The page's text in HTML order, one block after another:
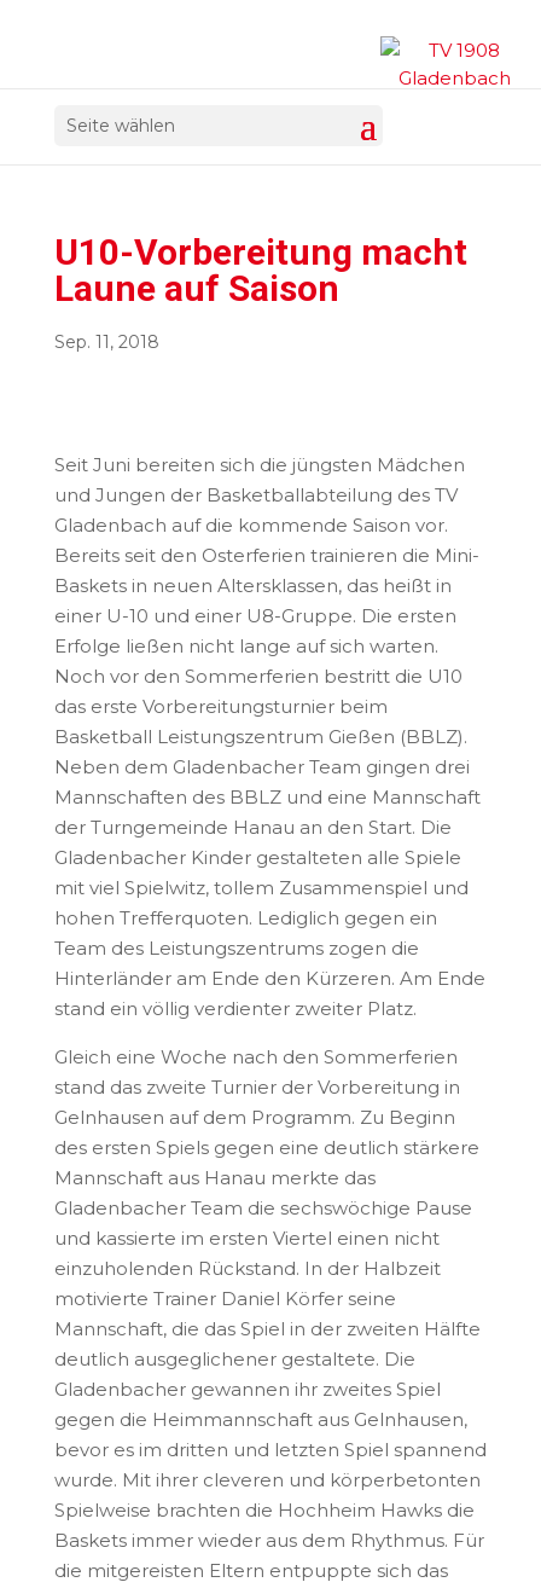
Seite wählen
U10-Vorbereitung macht
Laune auf Saison
Sep. 11, 2018
Seit Juni bereiten sich die jüngsten Mädchen
und Jungen der Basketballabteilung des TV
Gladenbach auf die kommende Saison vor.
Bereits seit den Osterferien trainieren die Mini-
Baskets in neuen Altersklassen, das heißt in
einer U-10 und einer U8-Gruppe. Die ersten
Erfolge ließen nicht lange auf sich warten.
Noch vor den Sommerferien bestritt die U10
das erste Vorbereitungsturnier beim
Basketball Leistungszentrum Gießen (BBLZ).
Neben dem Gladenbacher Team gingen drei
Mannschaften des BBLZ und eine Mannschaft
der Turngemeinde Hanau an den Start. Die
Gladenbacher Kinder gestalteten alle Spiele
mit viel Spielwitz, tollem Zusammenspiel und
hohen Trefferquoten. Lediglich gegen ein
Team des Leistungszentrums zogen die
Hinterländer am Ende den Kürzeren. Am Ende
stand ein völlig verdienter zweiter Platz.
Gleich eine Woche nach den Sommerferien
stand das zweite Turnier der Vorbereitung in
Gelnhausen auf dem Programm. Zu Beginn
des ersten Spiels gegen eine deutlich stärkere
Mannschaft aus Hanau merkte das
Gladenbacher Team die sechswöchige Pause
und kassierte im ersten Viertel einen nicht
einzuholenden Rückstand. In der Halbzeit
motivierte Trainer Daniel Körfer seine
Mannschaft, die das Spiel in der zweiten Hälfte
deutlich ausgeglichener gestaltete. Die
Gladenbacher gewannen ihr zweites Spiel
gegen die Heimmannschaft aus Gelnhausen,
bevor es im dritten und letzten Spiel spannend
wurde. Mit ihrer cleveren und körperbetonten
Spielweise brachten die Hochheim Hawks die
Baskets immer wieder aus dem Rhythmus. Für
die mitgereisten Eltern entpuppte sich das